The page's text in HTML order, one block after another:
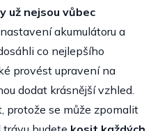
už nejsou vůbec
akumulátoru a
co nejlepšího
provést upravení na
dodat krásnější vzhled.
protože se může zpomalit